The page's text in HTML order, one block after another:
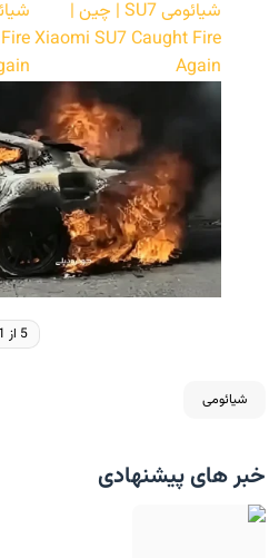
5 از 1 رای
شیائومی
خبر های پیشنهادی